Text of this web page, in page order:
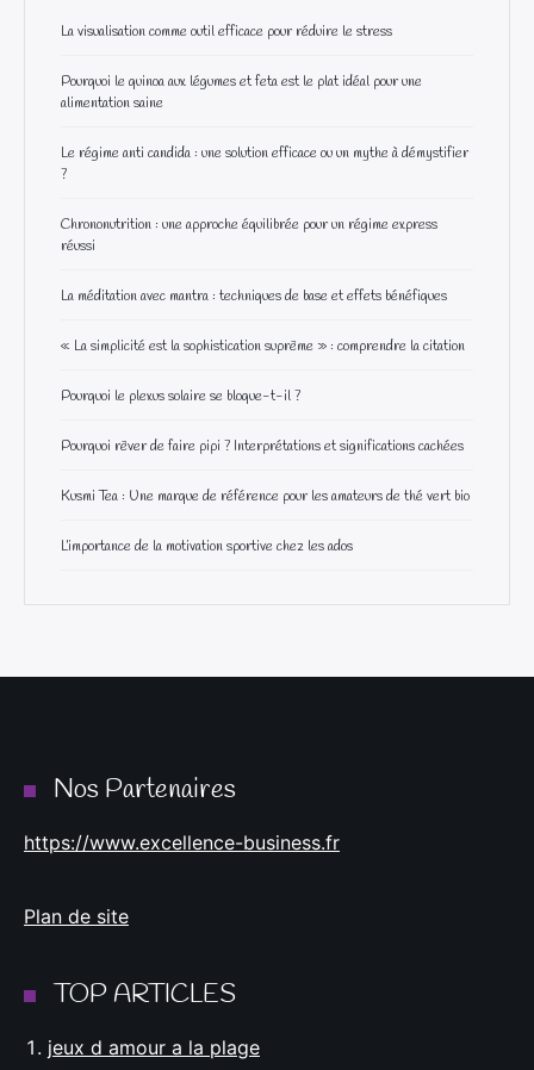
La visualisation comme outil efficace pour réduire le stress
Pourquoi le quinoa aux légumes et feta est le plat idéal pour une
alimentation saine
Le régime anti candida : une solution efficace ou un mythe à démystifier
?
Chrononutrition : une approche équilibrée pour un régime express
réussi
La méditation avec mantra : techniques de base et effets bénéfiques
« La simplicité est la sophistication suprême » : comprendre la citation
Pourquoi le plexus solaire se bloque-t-il ?
Pourquoi rêver de faire pipi ? Interprétations et significations cachées
Kusmi Tea : Une marque de référence pour les amateurs de thé vert bio
L’importance de la motivation sportive chez les ados
Nos Partenaires
https://www.excellence-business.fr
Plan de site
TOP ARTICLES
jeux d amour a la plage